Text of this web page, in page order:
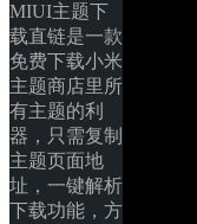
MIUI主题下
载直链是一款
免费下载小米
主题商店里所
有主题的利
器，只需复制
主题页面地
址，一键解析
下载功能，方